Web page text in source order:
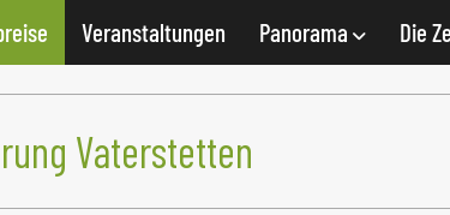
Veranstaltungen Panorama Die
Vaterstetten